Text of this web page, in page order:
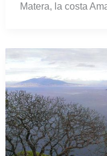
Matera, la costa